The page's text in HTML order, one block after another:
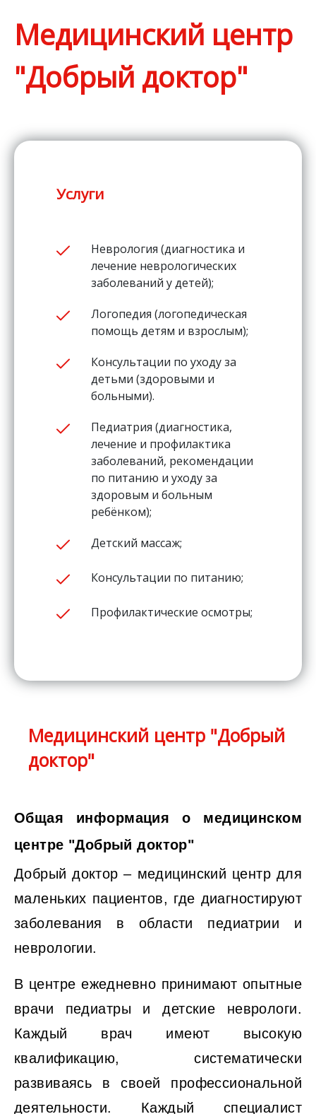
Медицинский центр
"Добрый доктор"
Услуги
Неврология (диагностика и
лечение неврологических
заболеваний у детей);
Логопедия (логопедическая
помощь детям и взрослым);
Консультации по уходу за
детьми (здоровыми и
больными).
Педиатрия (диагностика,
лечение и профилактика
заболеваний, рекомендации
по питанию и уходу за
здоровым и больным
ребёнком);
Детский массаж;
Консультации по питанию;
Профилактические осмотры;
Медицинский центр "Добрый
доктор"
Общая информация о медицинском
центре "Добрый доктор"
Добрый доктор – медицинский центр для
маленьких пациентов, где диагностируют
заболевания в области педиатрии и
неврологии.
В центре ежедневно принимают опытные
врачи педиатры и детские неврологи.
Каждый врач имеют высокую
квалификацию, систематически
развиваясь в своей профессиональной
деятельности. Каждый специалист